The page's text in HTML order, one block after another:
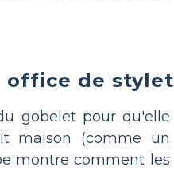
office de stylet
gobelet pour qu'elle
maison (comme un
montre comment les